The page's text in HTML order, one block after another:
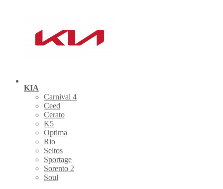
KIA
Carnival 4
Ceed
Cerato
K5
Optima
Rio
Seltos
Sportage
Sorento 2
Soul